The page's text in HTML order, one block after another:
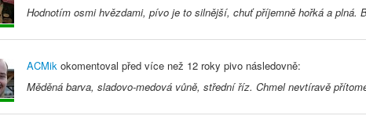
Hodnotím osmi hvězdami, pívo je to silnější, chuť příjemně hořká a plná.
ACMik okomentoval před více než 12 roky pivo následovně:
Měděná barva, sladovo-medová vůně, střední říz. Chmel nevtíravě